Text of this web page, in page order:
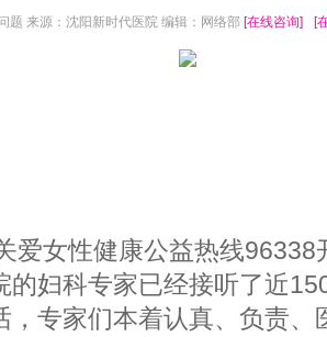
题 来源：沈阳新时代医院 编辑：网络部 [在线咨询] [
爱女性健康公益热线96338
的妇科专家已经接听了近
，专家们本着认真、负责、